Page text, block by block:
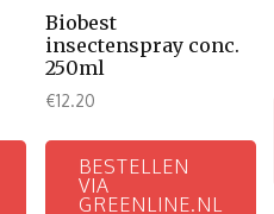
Biobest
insectenspray conc.
250ml
€12.20
BESTELLEN
VIA
GREENLINE.NL